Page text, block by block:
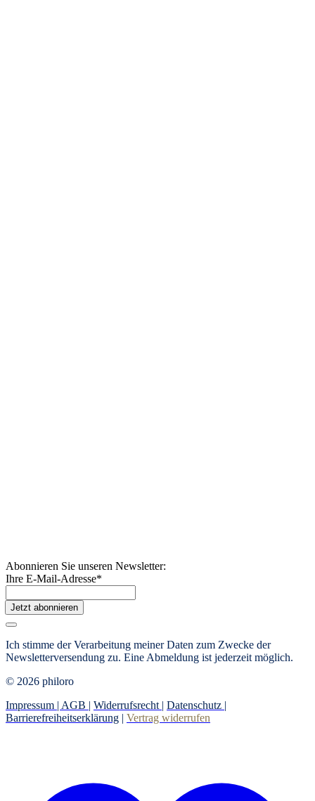
Abonnieren Sie unseren Newsletter:
Ihre E-Mail-Adresse*
Jetzt abonnieren
Ich stimme der Verarbeitung meiner Daten zum Zwecke der
Newsletterversendung zu. Eine Abmeldung ist jederzeit möglich.
© 2026 philoro
Impressum | AGB | Widerrufsrecht | Datenschutz |
Barrierefreiheitserklärung | Vertrag widerrufen